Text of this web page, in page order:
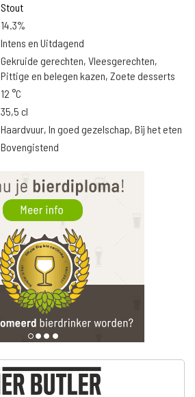
Stout
14.3%
Intens en Uitdagend
Gekruide gerechten, Vleesgerechten,
Pittige en belegen kazen, Zoete desserts
12 °C
35,5 cl
Haardvuur, In goed gezelschap, Bij het eten
Bovengistend